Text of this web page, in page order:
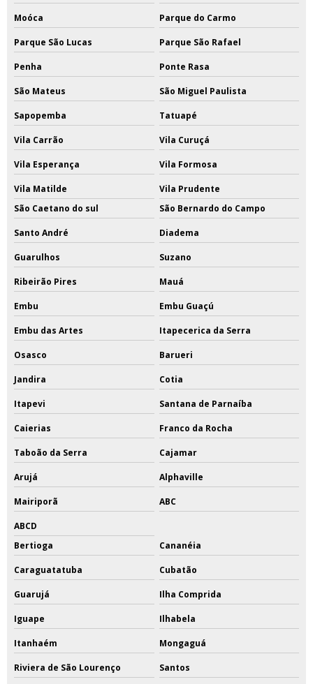
Moóca Parque do Carmo
Parque São Lucas Parque São Rafael
Penha Ponte Rasa
São Mateus São Miguel Paulista
Sapopemba Tatuapé
Vila Carrão Vila Curuçá
Vila Esperança Vila Formosa
Vila Matilde
Vila Prudente
São Caetano do sul
São Bernardo do Campo
Santo André Diadema
Guarulhos Suzano
Ribeirão Pires Mauá
Embu Embu Guaçú
Embu das Artes Itapecerica da Serra
Osasco Barueri
Jandira Cotia
Itapevi Santana de Parnaíba
Caierias Franco da Rocha
Taboão da Serra Cajamar
Arujá Alphaville
Mairiporã ABC
ABCD
Bertioga
Cananéia
Caraguatatuba Cubatão
Guarujá Ilha Comprida
Iguape Ilhabela
Itanhaém Mongaguá
Riviera de São Lourenço Santos